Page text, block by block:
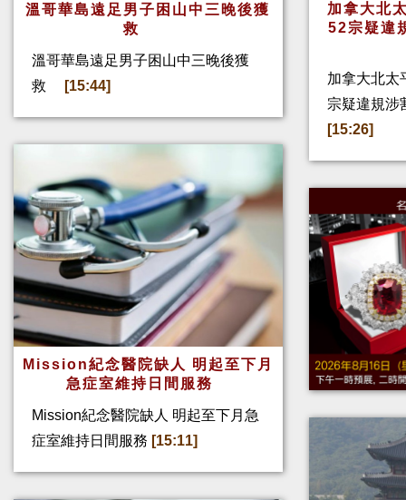
溫哥華島遠足男子困山中三晚後獲
救
溫哥華島遠足男子困山中三晚後獲
救
[15:44]
Mission紀念醫院缺人 明起至下月
急症室維持日間服務
Mission紀念醫院缺人 明起至下月急
症室維持日間服務 [15:11]
加拿大北
52宗疑違
加拿大北太
宗疑違規涉
[15:26]